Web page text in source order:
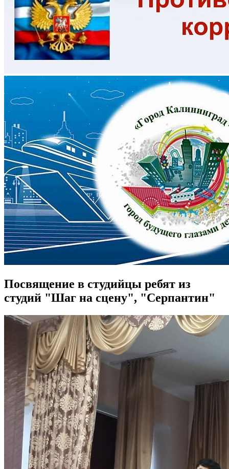
Посвящение в студийцы ребят из
студий "Шаг на сцену", "Серпантин"